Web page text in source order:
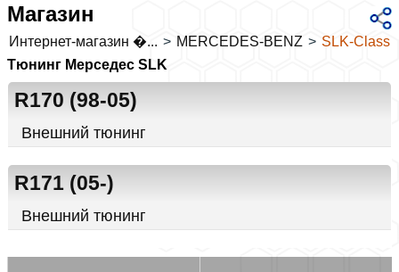
Магазин
Интернет-магазин �... > MERCEDES-BENZ > SLK-Class
Тюнинг Мерседес SLK
R170 (98-05)
Внешний тюнинг
R171 (05-)
Внешний тюнинг